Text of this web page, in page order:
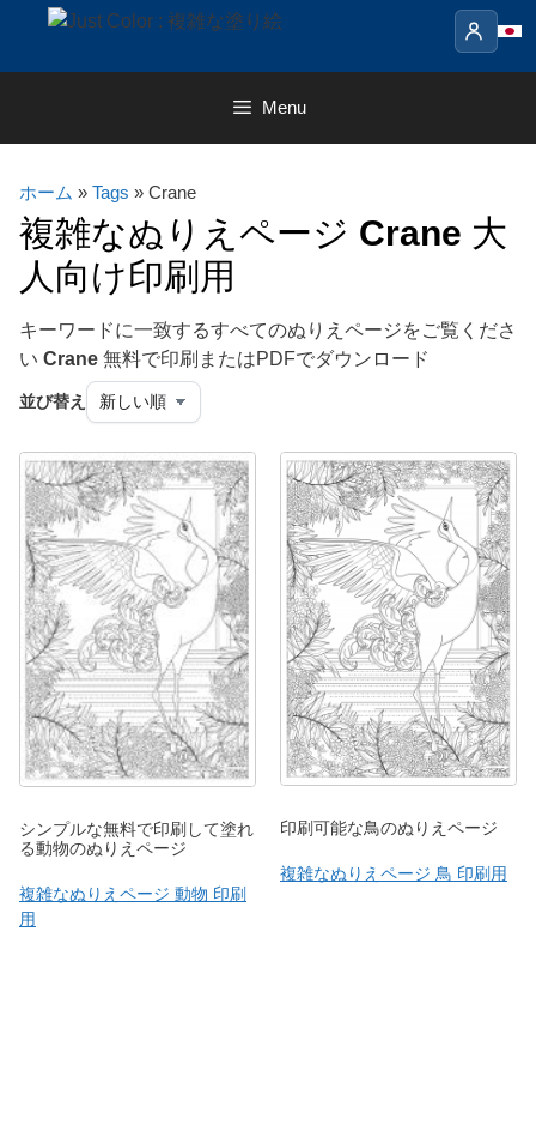
content
Menu
ホーム » Tags » Crane
複雑なぬりえページ Crane 大
人向け印刷用
キーワードに一致するすべてのぬりえページをご覧くださ
い Crane 無料で印刷またはPDFでダウンロード
並び替え
シンプルな無料で印刷して塗れ
る動物のぬりえページ
複雑なぬりえページ 動物 印刷
用
印刷可能な鳥のぬりえページ
複雑なぬりえページ 鳥 印刷用